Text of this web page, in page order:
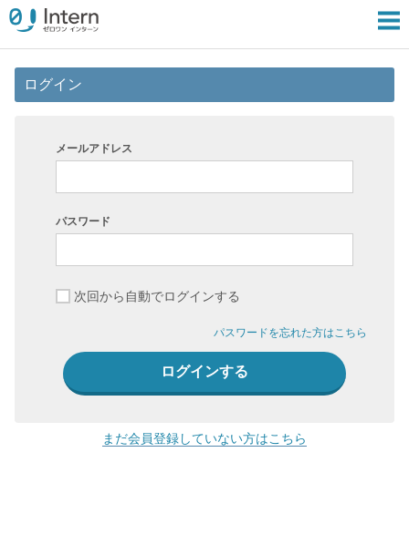
ログイン
メールアドレス
パスワード
次回から自動でログインする
パスワードを忘れた方はこちら
まだ会員登録していない方はこちら